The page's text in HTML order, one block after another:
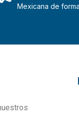
Mexicana de